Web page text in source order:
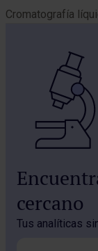
Cromatografía
cercano
Tus analíticas